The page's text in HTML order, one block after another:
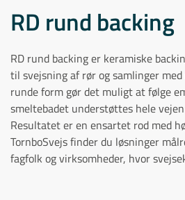
RD rund backing
RD rund backing er keramiske
til svejsning af rør og samlinger
runde form gør det muligt at følge
smeltebadet understøttes hele
Resultatet er en ensartet rod med
TornboSvejs finder du løsninger
fagfolk og virksomheder, hvor